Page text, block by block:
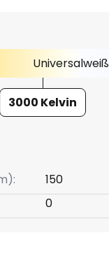
Universalweiß
3000 Kelvin
150
0